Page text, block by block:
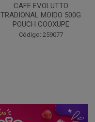
CAFE EVOLUTTO
TRADIONAL MOIDO 500G
POUCH COOXUPE
Código: 259077